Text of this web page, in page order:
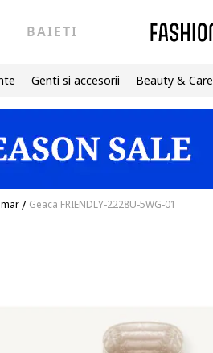
BAIETI
Genti si accesorii Beauty & Care
/ Geaca FRIENDLY-2228U-5WG-01